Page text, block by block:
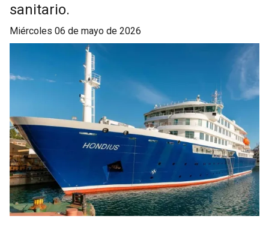
sanitario.
miércoles 06 de mayo de 2026